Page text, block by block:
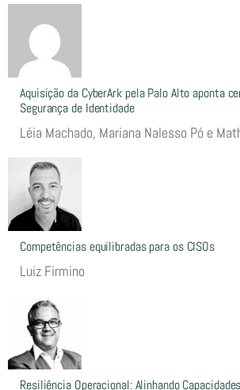
Aquisição da CyberArk pela Palo Alto aponta
Segurança de Identidade
Léia Machado, Mariana Nalesso Pó e
Competências equilibradas para os CISOs
Luiz Firmino
Resiliência Operacional: Alinhando